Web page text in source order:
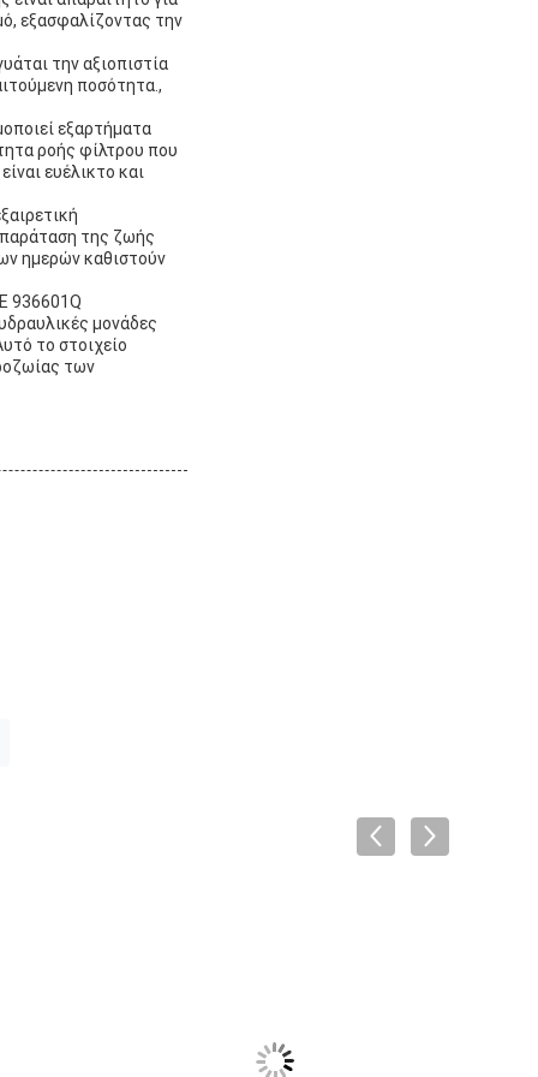
εξασφαλίζοντας την
την αξιοπιστία
ποσότητα.,
εξαρτήματα
ροής φίλτρου που
ευέλικτο και
της ζωής
ημερών καθιστούν
936601Q
μονάδες
το στοιχείο
των